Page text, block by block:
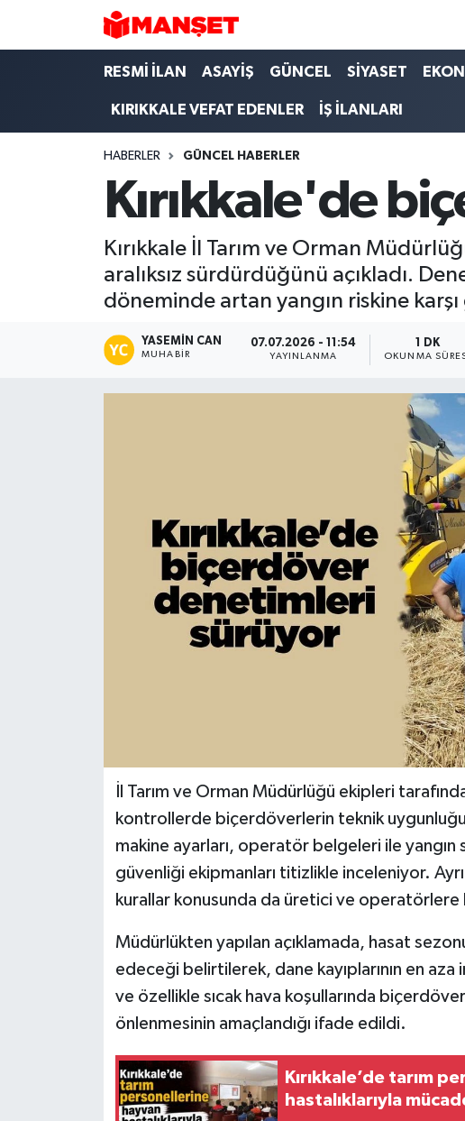
RESMİ İLAN ASAYİŞ GÜNCEL SİYASET
KIRIKKALE VEFAT EDENLER İŞ İLANLARI
HABERLER GÜNCEL HABERLER
Kırıkkale'de
Kırıkkale İl Tarım ve Orman
aralıksız sürdürdüğünü açıkladı.
döneminde artan yangın riskine
YASEMIN CAN
MUHABIR
07.07.2026 - 11:54
YAYINLANMA
1 DK
OKUNMA
İl Tarım ve Orman Müdürlüğü ekipleri
kontrollerde biçerdöverlerin teknik
makine ayarları, operatör belgeleri ile
güvenliği ekipmanları titizlikle inceleniyor.
kurallar konusunda da üretici ve
Müdürlükten yapılan açıklamada, hasat
edeceği belirtilerek, dane kayıplarının en
ve özellikle sıcak hava koşullarında
önlenmesinin amaçlandığı ifade edildi.
Kırıkkale’de tarım
hastalıklarıyla
Hava Durumu
Trafik Durumu
Süper Lig Puan Durumu ve Fikstür
Tüm Manşetler
Son Dakika Haberleri
Haber Arşivi